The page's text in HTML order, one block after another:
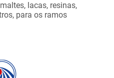
lacas, resinas,
para os ramos